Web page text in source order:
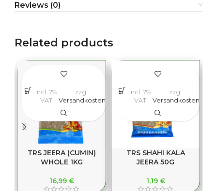
Reviews (0)
Related products
TRS JEERA (CUMIN)
WHOLE 1KG
16,99 €
incl. 7%
VAT
zzgl.
Versandkosten
TRS SHAHI KALA
JEERA 50G
1,19 €
incl. 7%
VAT
zzgl.
Versandkosten